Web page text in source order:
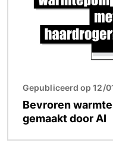
Gepubliceerd op 12/
Bevroren
gemaakt door AI